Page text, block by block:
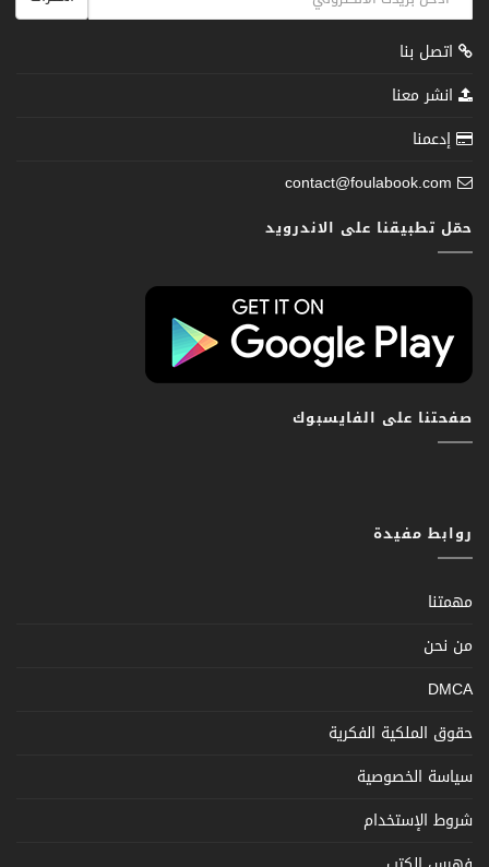
اتصل بنا
انشر معنا
إدعمنا
contact@foulabook.com
حمّل تطبيقنا على الاندرويد
صفحتنا على الفايسبوك
روابط مفيدة
مهمتنا
من نحن
DMCA
حقوق الملكية الفكرية
سياسة الخصوصية
شروط الإستخدام